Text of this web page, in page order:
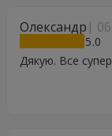
Олександр
5
Дякую. Все